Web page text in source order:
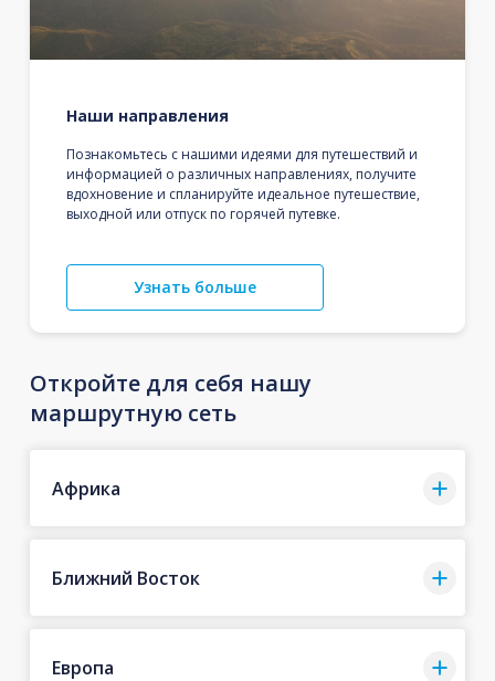
Наши направления
Познакомьтесь с нашими идеями для путешествий и
информацией о различных направлениях, получите
вдохновение и спланируйте идеальное путешествие,
выходной или отпуск по горячей путевке.
Узнать больше
Откройте для себя нашу
маршрутную сеть
Африка
Ближний Восток
Европа